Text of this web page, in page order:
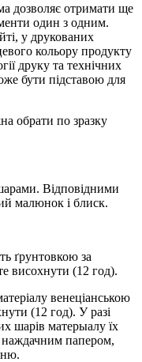
дозволяє отримати ще
один з одним.
у друкованих
кольору продукту
друку та технічних
бути підставою для
обрати по зразку
Відповідними
малюнок і блиск.
ґрунтовкою за
висохнути (12 год).
венеціанською
(12 год). У разі
шарів матерыалу їх
наждачним папером,